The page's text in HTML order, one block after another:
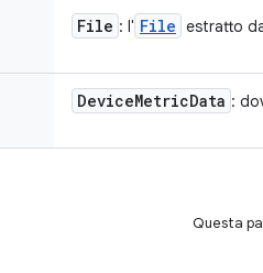
File : l' File estratto
DeviceMetricData :
Questa